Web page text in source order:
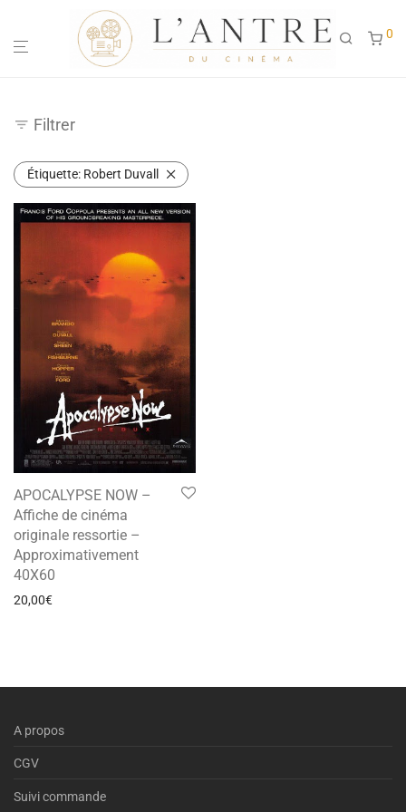
0
Filtrer
Étiquette: Robert Duvall
APOCALYPSE NOW –
Affiche de cinéma
originale ressortie –
Approximativement
40X60
20,00€
A propos
CGV
Suivi commande